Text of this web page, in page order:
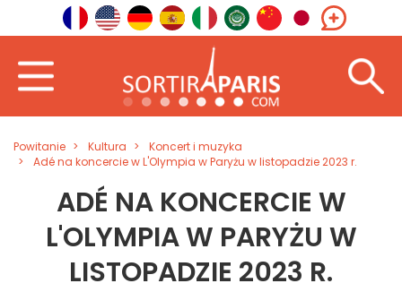
Powitanie Kultura
Koncert i muzyka
Adé na koncercie w L'Olympia w Paryżu w listopadzie 2023 r.
ADÉ NA KONCERCIE W
L'OLYMPIA W PARYŻU W
LISTOPADZIE 2023 R.